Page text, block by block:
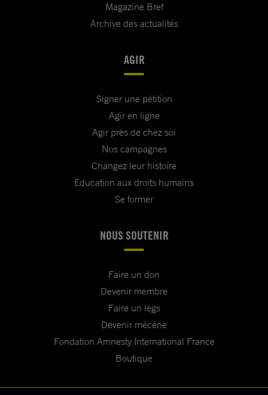
Magazine Bref
Archive des actualités
AGIR
Signer une pétition
Agir en ligne
Agir près de chez soi
Nos campagnes
Changez leur histoire
Education aux droits humains
Se former
NOUS SOUTENIR
Faire un don
Devenir membre
Faire un legs
Devenir mécène
Fondation Amnesty International France
Boutique